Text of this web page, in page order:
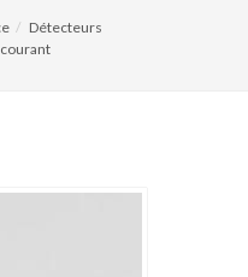
Détecteurs